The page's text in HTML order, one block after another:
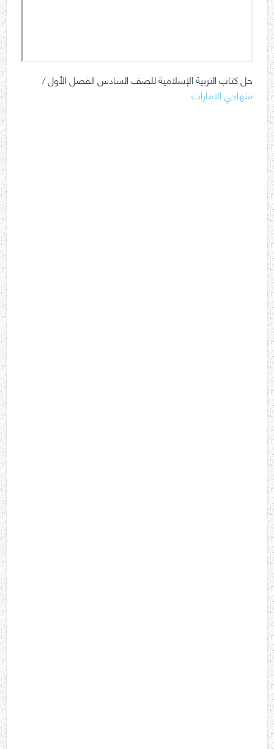
حل كتاب التربية الإسلامية للصف السادس الفصل الأول /
منهاجي الامارات